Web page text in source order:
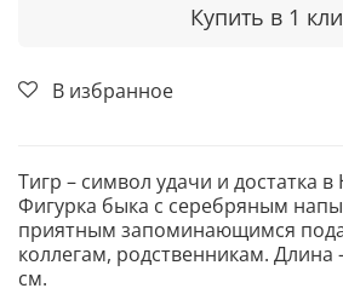
Купить в 1
В избранное
Тигр – символ удачи и достатка
Фигурка быка с серебряным
приятным запоминающимся
коллегам, родственникам. Длина
см.